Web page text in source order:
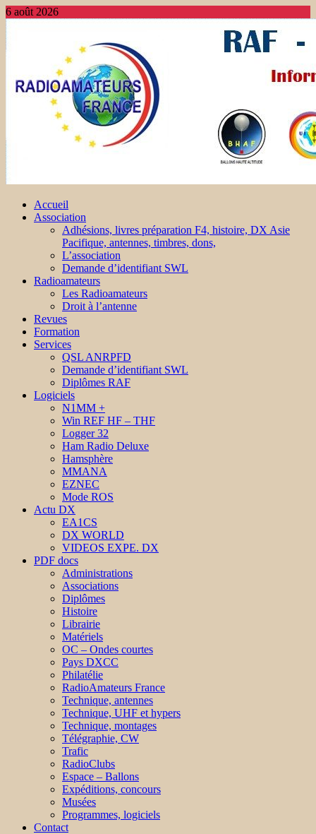
6 août 2026
Accueil
Association
Adhésions, livres préparation F4, histoire, DX Asie
Pacifique, antennes, timbres, dons,
L’association
Demande d’identifiant SWL
Radioamateurs
Les Radioamateurs
Droit à l’antenne
Revues
Formation
Services
QSL ANRPFD
Demande d’identifiant SWL
Diplômes RAF
Logiciels
N1MM +
Win REF HF – THF
Logger 32
Ham Radio Deluxe
Hamsphère
MMANA
EZNEC
Mode ROS
Actu DX
EA1CS
DX WORLD
VIDEOS EXPE. DX
PDF docs
Administrations
Associations
Diplômes
Histoire
Librairie
Matériels
OC – Ondes courtes
Pays DXCC
Philatélie
RadioAmateurs France
Technique, antennes
Technique, UHF et hypers
Technique, montages
Télégraphie, CW
Trafic
RadioClubs
Espace – Ballons
Expéditions, concours
Musées
Programmes, logiciels
Contact